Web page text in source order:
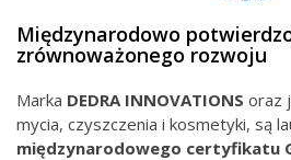
Międzynarodowo
zrównoważonego rozwoju
Marka DEDRA INNOVATIONS oraz
mycia, czyszczenia i kosmetyki, są
międzynarodowego certyfikatu